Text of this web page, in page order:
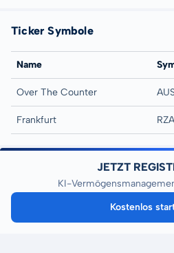
Ticker Symbole
Name
Over The Counter
Frankfurt
JETZT
KI-
Kostenlos